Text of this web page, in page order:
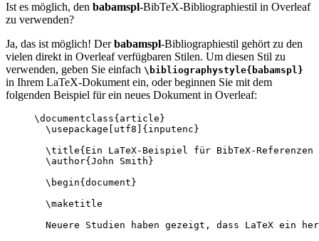
Ist es möglich, den babamspl-BibTeX-Bibliographiestil in Overleaf
zu verwenden?
Ja, das ist möglich! Derbabamspl-Bibliographiestil gehört zu den
vielen direkt in Overleaf verfügbaren Stilen. Um diesen Stil zu
verwenden, geben Sie einfach \bibliographystyle{babamspl}
in Ihrem LaTeX-Dokument ein, oder beginnen Sie mit dem
folgenden Beispiel für ein neues Dokument in Overleaf:
\documentclass{ article }
\usepackage
utf8 ]{ inputenc }
\title{Ein LaTeX-Beispiel für BibTeX-
\author{John Smith}
\begin{ document }
\maketitle
Neuere Studien haben gezeigt, dass LaTeX ein